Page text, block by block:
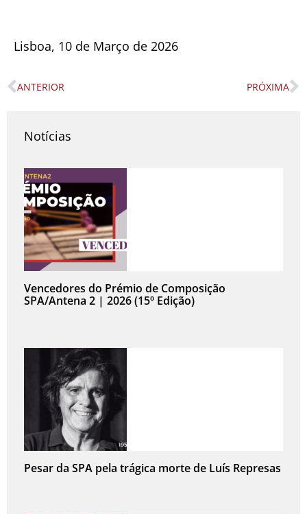
Lisboa, 10 de Março de 2026
Prev
ANTERIOR PRÓXIMA
Notícias
Vencedores do Prémio de Composição
SPA/Antena 2 | 2026 (15º Edição)
Pesar da SPA pela trágica morte de Luís Represas